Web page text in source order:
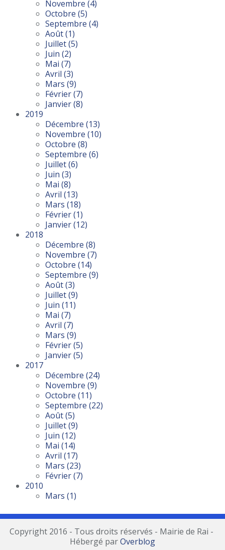
Novembre (4)
Octobre (5)
Septembre (4)
Août(1)
Juillet(5)
Juin (2)
Mai (7)
Avril (3)
Mars (9)
Février(7)
Janvier(8)
2019
Décembre (13)
Novembre (10)
Octobre (8)
Septembre (6)
Juillet(6)
Juin (3)
Mai (8)
Avril (13)
Mars (18)
Février(1)
Janvier(12)
2018
Décembre (8)
Novembre (7)
Octobre (14)
Septembre (9)
Août(3)
Juillet(9)
Juin (11)
Mai (7)
Avril (7)
Mars (9)
Février(5)
Janvier(5)
2017
Décembre (24)
Novembre (9)
Octobre (11)
Septembre (22)
Août(5)
Juillet(9)
Juin (12)
Mai (14)
Avril (17)
Mars (23)
Février(7)
2010
Mars (1)
Copyright 2016 - Tous droits réservés - Mairie de Rai -
Hébergé parOverblog